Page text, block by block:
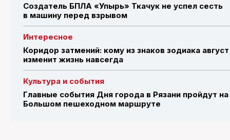
Создатель БПЛА «Упырь» Ткачук не успел сесть
в машину перед взрывом
Интересное
Коридор затмений: кому из знаков зодиака август
изменит жизнь навсегда
Культура и события
Главные события Дня города в Рязани пройдут на
Большом пешеходном маршруте